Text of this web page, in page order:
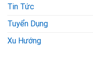
Tin Tức
Tuyển Dụng
Xu Hướng